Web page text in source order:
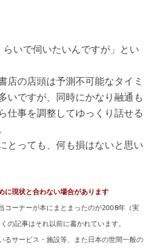
いで伺いたいんですが」とい
店の店頭は予測不可能なタイミ
いですが、同時にかなり融通も
仕事を調整してゆっくり話せる
とっても、何も損はないと思い
に現状と合わない場合があります
コーナーが本にまとまったのが2008年（実
の記事はそれ以前に書かれています。
るサービス・施設等、また日本の世間一般の